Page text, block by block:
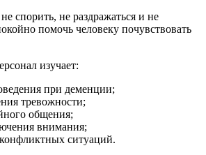
спорить, не раздражаться и не
помочь человеку почувствовать
изучает:
при деменции;
тревожности;
общения;
внимания;
ситуаций.